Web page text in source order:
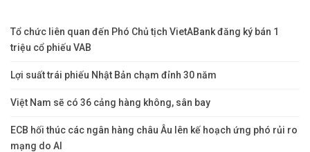
Tổ chức liên quan đến Phó Chủ tịch VietABank đăng ký bán 1
triệu cổ phiếu VAB
Lợi suất trái phiếu Nhật Bản chạm đỉnh 30 năm
Việt Nam sẽ có 36 cảng hàng không, sân bay
ECB hối thúc các ngân hàng châu Âu lên kế hoạch ứng phó rủi ro
mạng do AI